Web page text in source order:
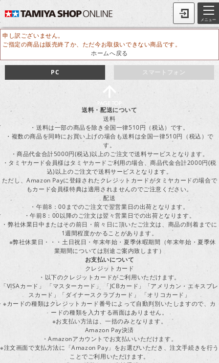
メニュー
申し訳ございません。
ご指定の商品は販売終了か、ただ今お取扱いできない商品です。
ホームへ戻る
スマートフォン
PC
送料・配送について
送料
・送料は一部の商品を除き全国一律510円（税込）です。
・複数の商品を同時にお買い上げの場合も送料は全国一律510円（税込）で
す。
・商品代金合計5000円(税込)以上のご注文で送料サービスとなります。
・タミヤカード会員様はタミヤカードご利用の場合、商品代金合計2000円(税
込)以上のご注文で送料サービスとなります。
ただし、Amazon Payに登録されたクレジットカードがタミヤカードの場合で
もカード会員様特典は適用されませんのでご注意ください。
配送
・午前8：00までのご注文で翌営業日の出荷となります。
・午前8：00以降のご注文は翌々営業日での出荷となります。
・弊社休業日中またはその前日・前々日に頂いたご注文は、商品の到着までに
1週間程度かかることがあります。
※弊社休業日・・・土日祝日・年末年始・夏季休暇期間（年末年始・夏季休
業期間については別途ご案内致します）
お支払いについて
クレジットカード
・以下のクレジットカードがご利用いただけます。
「VISAカード」 「マスターカード」 「JCBカード」「アメリカン・エキスプレ
スカード」「ダイナースクラブカード」 「オリコカード」
※カードの種類はクレジットカード番号によって自動判別いたしますので、カ
ードの種類を入力する画面はありません。
※お支払い方法は、一括のみとなります。
Amazon Pay決済
・Amazonアカウントでお支払いいただけます。
※注文画面で支払方法に「Amazon Pay」をお選びいただき、注文手続きを行う
ことでご利用いただけます。